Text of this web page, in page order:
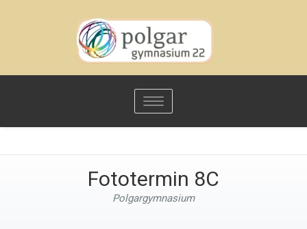
Toggle
navigation
Fototermin 8C
Polgargymnasium